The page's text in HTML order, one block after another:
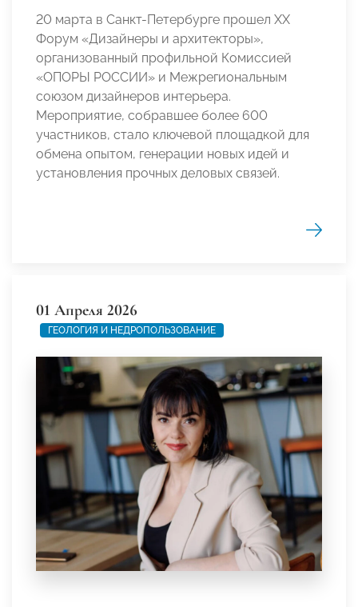
20 марта в Санкт-Петербурге прошел XX
Форум «Дизайнеры и архитекторы»,
организованный профильной Комиссией
«ОПОРЫ РОССИИ» и Межрегиональным
союзом дизайнеров интерьера.
Мероприятие, собравшее более 600
участников, стало ключевой площадкой для
обмена опытом, генерации новых идей и
установления прочных деловых связей.
01 Апреля 2026
ГЕОЛОГИЯ И НЕДРОПОЛЬЗОВАНИЕ